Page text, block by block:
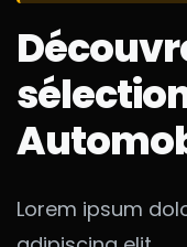
Lorem ipsum